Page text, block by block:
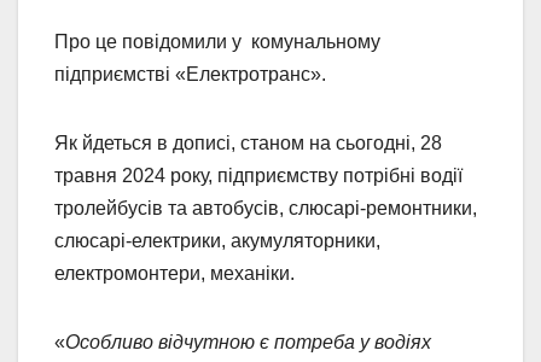
Про це повідомили у комунальному
підприємстві «Електротранс».
Як йдеться в дописі, станом на сьогодні, 28
травня 2024 року, підприємству потрібні водії
тролейбусів та автобусів, слюсарі-ремонтники,
слюсарі-електрики, акумуляторники,
електромонтери, механіки.
«Особливо відчутною є потреба у водіях